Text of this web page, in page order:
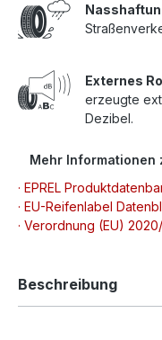
Externes
erzeugte
Dezibel.
Mehr Informationen
· EPREL
· EU-Reifenlabel
· Verordnung (EU)
Beschreibung